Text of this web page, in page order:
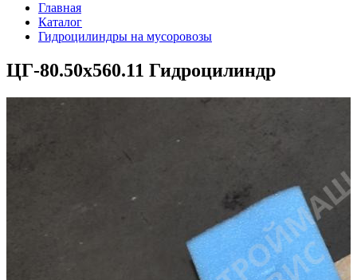
Главная
Каталог
Гидроцилиндры на мусоровозы
ЦГ-80.50х560.11 Гидроцилиндр